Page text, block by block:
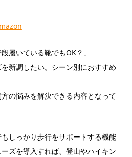
履いている靴でもOK？」
を新調したい。シーン別におすすめ
の悩みを解決できる内容となって
しっかり歩行をサポートする機能
ズを導入すれば、登山やハイキン